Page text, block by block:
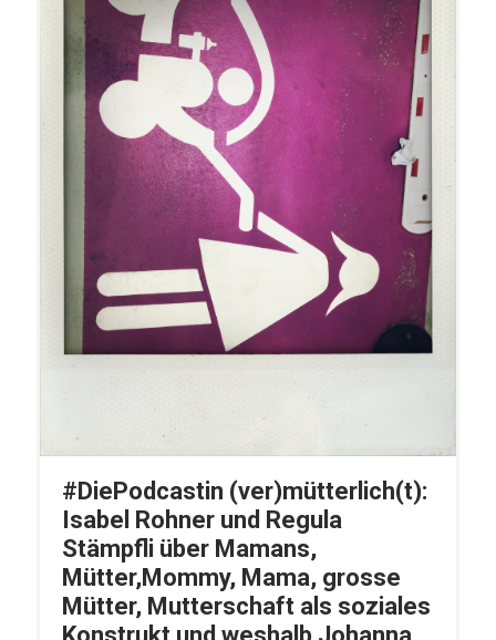
#DiePodcastin (ver)mütterlich(t):
Isabel Rohner und Regula
Stämpfli über Mamans,
Mütter,Mommy, Mama, grosse
Mütter, Mutterschaft als soziales